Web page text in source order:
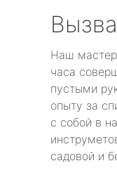
Наш мастер
часа
пустыми
опыту за
с собой в
садовой и